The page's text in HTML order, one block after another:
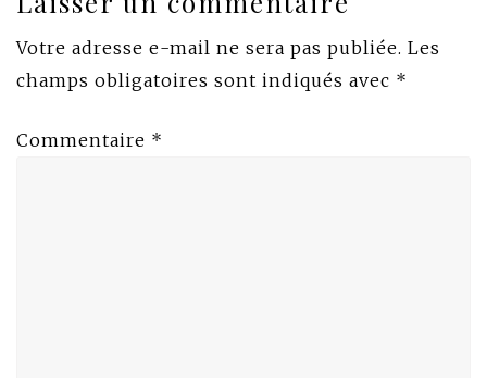
Votre adresse e-mail ne sera pas publiée. Les
champs obligatoires sont indiqués avec *
Commentaire *